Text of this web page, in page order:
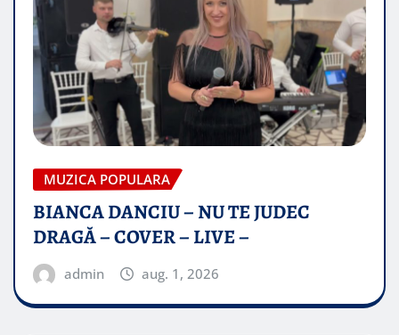
MUZICA POPULARA
BIANCA DANCIU – NU TE JUDEC
DRAGĂ – COVER – LIVE –
admin aug. 1, 2026